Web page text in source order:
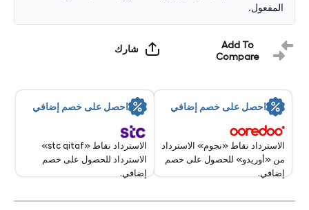
المفعول.
Add To
Compare
شارك
احصل على خصم إضافي
الاسترداد نقاط «نجوم» الاسترداد
من «أوريدو» للحصول على خصم
إضافي.
احصل على خصم إضافي
الاسترداد نقاط «stc qitaf»
الاسترداد للحصول على خصم
إضافي.